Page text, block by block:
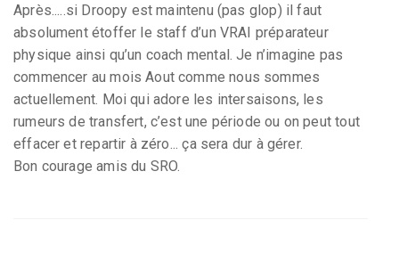
Après.....si Droopy est maintenu (pas glop) il faut
absolument étoffer le staff d’un VRAI préparateur
physique ainsi qu’un coach mental. Je n’imagine pas
commencer au mois Aout comme nous sommes
actuellement. Moi qui adore les intersaisons, les
rumeurs de transfert, c’est une période ou on peut tout
effacer et repartir à zéro... ça sera dur à gérer.
Bon courage amis du SRO.